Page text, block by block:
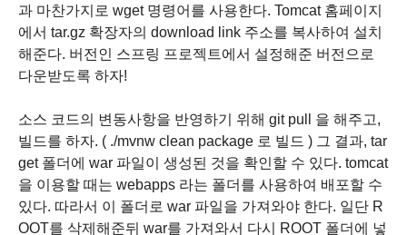
과 마찬가지로 wget 명령어를 사용한다. Tomcat 홈페이지
에서 tar.gz 확장자의 download link 주소를 복사하여 설치
해준다. 버전인 스프링 프로젝트에서 설정해준 버전으로
다운받도록 하자!
소스 코드의 변동사항을 반영하기 위해 git pull 을 해주고,
빌드를 하자. ( ./mvnw clean package 로 빌드 ) 그 결과, tar
get 폴더에 war 파일이 생성된 것을 확인할 수 있다. tomcat
을 이용할 때는 webapps 라는 폴더를 사용하여 배포할 수
있다. 따라서 이 폴더로 war 파일을 가져와야 한다. 일단 R
OOT를 삭제해준뒤 war를 가져와서 다시 ROOT 폴더에 넣